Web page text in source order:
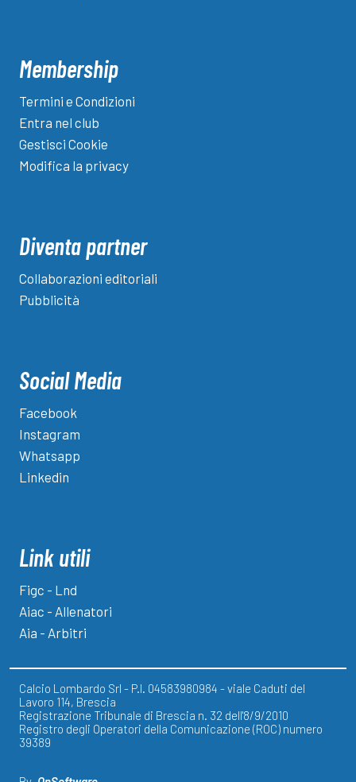
Membership
Termini e Condizioni
Entra nel club
Gestisci Cookie
Modifica la privacy
Diventa partner
Collaborazioni editoriali
Pubblicità
Social Media
Facebook
Instagram
Whatsapp
Linkedin
Link utili
Figc - Lnd
Aiac - Allenatori
Aia - Arbitri
Calcio Lombardo Srl - P.I. 04583980984 - viale Caduti del
Lavoro 114, Brescia
Registrazione Tribunale di Brescia n. 32 dell'8/9/2010
Registro degli Operatori della Comunicazione (ROC) numero
39389